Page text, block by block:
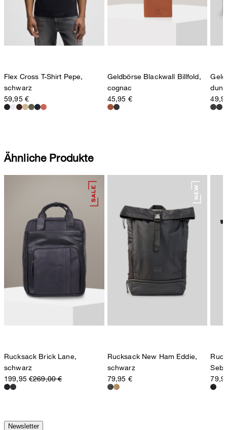
Schweiz
Flex Cross T-Shirt Pepe,
schwarz
59,95 €
Geldbörse Blackwall Billfold,
cognac
45,95 €
Ähnliche Produkte
Rucksack Brick Lane,
schwarz
199,95 €269,00 €
Rucksack New Ham Eddie,
schwarz
79,95 €
Newsletter